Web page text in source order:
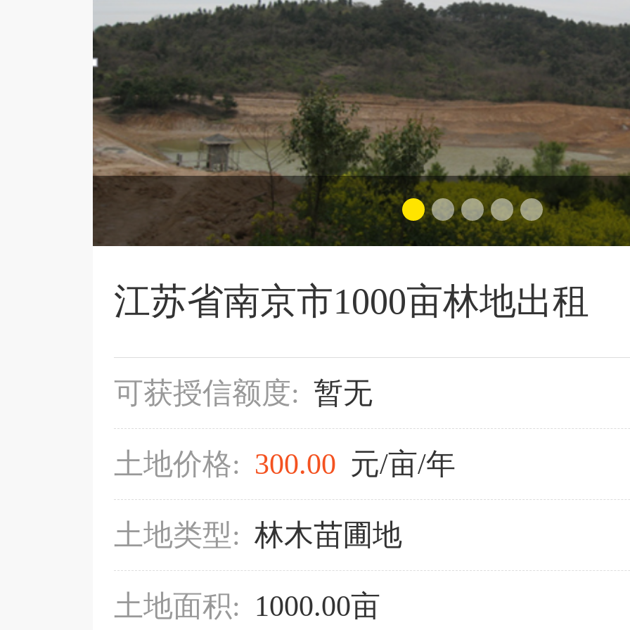
江苏省南京市1000亩林地出租
可获授信额度: 暂无
土地价格: 300.00 元/亩/年
土地类型: 林木苗圃地
土地面积: 1000.00亩